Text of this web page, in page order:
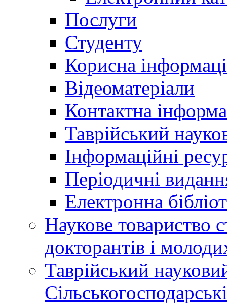
Послуги
Студенту
Корисна
Відеоматеріали
Контактна
Таврійський
Інформаційні
Періодичні
Електронна
Наукове товариство
докторантів і
Таврійський